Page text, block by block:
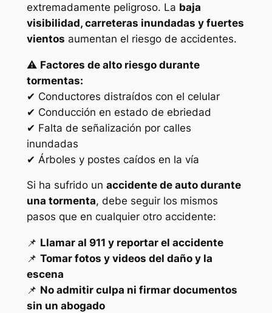
extremadamente peligroso. La baja
visibilidad, carreteras inundadas y fuertes
vientos aumentan el riesgo de accidentes.
⚠️ Factores de alto riesgo durante
tormentas:
✔ Conductores distraídos con el celular
✔ Conducción en estado de ebriedad
✔ Falta de señalización por calles
inundadas
✔ Árboles y postes caídos en la vía
Si ha sufrido un accidente de auto durante
una tormenta, debe seguir los mismos
pasos que en cualquier otro accidente:
📌 Llamar al 911 y reportar el accidente
📌 Tomar fotos y videos del daño y la
escena
📌 No admitir culpa ni firmar documentos
sin un abogado